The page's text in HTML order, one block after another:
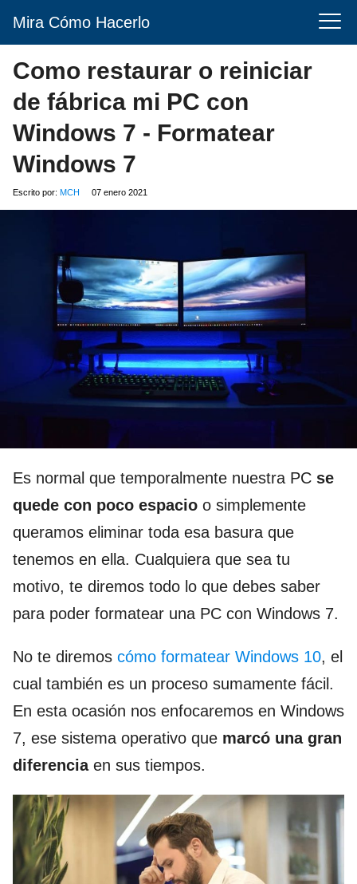
Mira Cómo Hacerlo
Como restaurar o reiniciar
de fábrica mi PC con
Windows 7 - Formatear
Windows 7
Escrito por: MCH 07 enero 2021
Es normal que temporalmente nuestra PC se
quede con poco espacio o simplemente
queramos eliminar toda esa basura que
tenemos en ella. Cualquiera que sea tu
motivo, te diremos todo lo que debes saber
para poder formatear una PC con Windows 7.
No te diremos cómo formatear Windows 10, el
cual también es un proceso sumamente fácil.
En esta ocasión nos enfocaremos en Windows
7, ese sistema operativo que marcó una gran
diferenciaen sus tiempos.